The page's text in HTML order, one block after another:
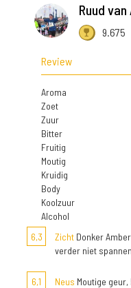
Ruud
9.675
Review
Aroma
Zoet
Zuur
Bitter
Fruitig
Moutig
Kruidig
Body
Koolzuur
Alcohol
6,3
Zicht Donker
verder niet
6,1 Neus Moutige